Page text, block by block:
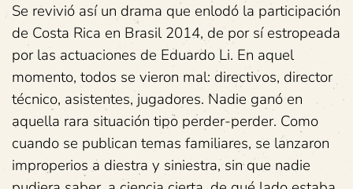
Se revivió así un drama que enlodó la participación
de Costa Rica en Brasil 2014, de por sí estropeada
por las actuaciones de Eduardo Li. En aquel
momento, todos se vieron mal: directivos, director
técnico, asistentes, jugadores. Nadie ganó en
aquella rara situación tipo perder-perder. Como
cuando se publican temas familiares, se lanzaron
improperios a diestra y siniestra, sin que nadie